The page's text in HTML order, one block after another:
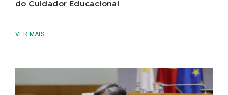
do Cuidador Educacional
VER MAIS